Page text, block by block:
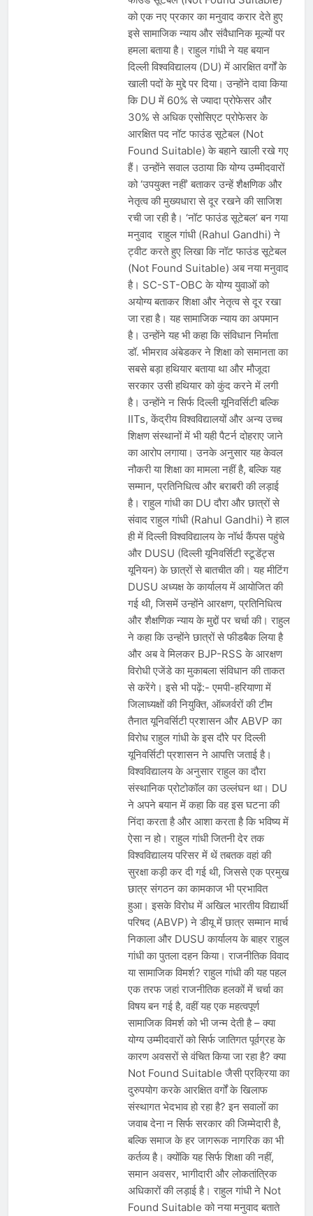
भारत ने 39 पदकों के साथ अभियान चौथे
स्थान पर समाप्त किया
August 8, 2026
स्वतंत्रता दिवस से पहले देशभर में ‘हर घर
तिरंगा’ अभियान और सांस्कृतिक कार्यक्रमों की
तैयारियाँ तेज़
August 7, 2026
IMD ने कई राज्यों में भारी बारिश और बाढ़ की
चेतावनी जारी की, उत्तर भारत और पूर्वोत्तर में
August 7, 2026
को एक नए प्रकार का मनुवाद करार देते हुए
इसे सामाजिक न्याय और संवैधानिक मूल्यों पर
हमला बताया है। राहुल गांधी ने यह बयान
दिल्ली विश्वविद्यालय (DU) में आरक्षित वर्गों के
खाली पदों के मुद्दे पर दिया। उन्होंने दावा किया
कि DU में 60% से ज्यादा प्रोफेसर और
30% से अधिक एसोसिएट प्रोफेसर के
आरक्षित पद नॉट फाउंड सूटेबल (Not
Found Suitable) के बहाने खाली रखे गए
हैं। उन्होंने सवाल उठाया कि योग्य उम्मीदवारों
को ‘उपयुक्त नहीं’ बताकर उन्हें शैक्षणिक और
नेतृत्व की मुख्यधारा से दूर रखने की साजिश
रची जा रही है। ‘नॉट फाउंड सूटेबल’ बन गया
मनुवाद राहुल गांधी (Rahul Gandhi) ने
ट्वीट करते हुए लिखा कि नॉट फाउंड सूटेबल
(Not Found Suitable) अब नया मनुवाद
है। SC-ST-OBC के योग्य युवाओं को
अयोग्य बताकर शिक्षा और नेतृत्व से दूर रखा
जा रहा है। यह सामाजिक न्याय का अपमान
है। उन्होंने यह भी कहा कि संविधान निर्माता
डॉ. भीमराव अंबेडकर ने शिक्षा को समानता का
सबसे बड़ा हथियार बताया था और मौजूदा
सरकार उसी हथियार को कुंद करने में लगी
है। उन्होंने न सिर्फ दिल्ली यूनिवर्सिटी बल्कि
IITs, केंद्रीय विश्वविद्यालयों और अन्य उच्च
शिक्षण संस्थानों में भी यही पैटर्न दोहराए जाने
का आरोप लगाया। उनके अनुसार यह केवल
नौकरी या शिक्षा का मामला नहीं है, बल्कि यह
सम्मान, प्रतिनिधित्व और बराबरी की लड़ाई
है। राहुल गांधी का DU दौरा और छात्रों से
संवाद राहुल गांधी (Rahul Gandhi) ने हाल
ही में दिल्ली विश्वविद्यालय के नॉर्थ कैंपस पहुंचे
और DUSU (दिल्ली यूनिवर्सिटी स्टूडेंट्स
यूनियन) के छात्रों से बातचीत की। यह मीटिंग
DUSU अध्यक्ष के कार्यालय में आयोजित की
गई थी, जिसमें उन्होंने आरक्षण, प्रतिनिधित्व
और शैक्षणिक न्याय के मुद्दों पर चर्चा की। राहुल
ने कहा कि उन्होंने छात्रों से फीडबैक लिया है
और अब वे मिलकर BJP-RSS के आरक्षण
विरोधी एजेंडे का मुकाबला संविधान की ताकत
से करेंगे। इसे भी पढ़ें:- एमपी-हरियाणा में
जिलाध्यक्षों की नियुक्ति, ऑब्जर्वरों की टीम
तैनात यूनिवर्सिटी प्रशासन और ABVP का
विरोध राहुल गांधी के इस दौरे पर दिल्ली
यूनिवर्सिटी प्रशासन ने आपत्ति जताई है।
विश्वविद्यालय के अनुसार राहुल का दौरा
संस्थानिक प्रोटोकॉल का उल्लंघन था। DU
ने अपने बयान में कहा कि वह इस घटना की
निंदा करता है और आशा करता है कि भविष्य में
ऐसा न हो। राहुल गांधी जितनी देर तक
विश्वविद्यालय परिसर में थें तबतक वहां की
सुरक्षा कड़ी कर दी गई थी, जिससे एक प्रमुख
छात्र संगठन का कामकाज भी प्रभावित
हुआ। इसके विरोध में अखिल भारतीय विद्यार्थी
परिषद (ABVP) ने डीयू में छात्र सम्मान मार्च
निकाला और DUSU कार्यालय के बाहर राहुल
गांधी का पुतला दहन किया। राजनीतिक विवाद
या सामाजिक विमर्श? राहुल गांधी की यह पहल
एक तरफ जहां राजनीतिक हलकों में चर्चा का
विषय बन गई है, वहीं यह एक महत्वपूर्ण
सामाजिक विमर्श को भी जन्म देती है – क्या
योग्य उम्मीदवारों को सिर्फ जातिगत पूर्वग्रह के
कारण अवसरों से वंचित किया जा रहा है? क्या
Not Found Suitable जैसी प्रक्रिया का
दुरुपयोग करके आरक्षित वर्गों के खिलाफ
संस्थागत भेदभाव हो रहा है? इन सवालों का
जवाब देना न सिर्फ सरकार की जिम्मेदारी है,
बल्कि समाज के हर जागरूक नागरिक का भी
कर्तव्य है। क्योंकि यह सिर्फ शिक्षा की नहीं,
समान अवसर, भागीदारी और लोकतांत्रिक
अधिकारों की लड़ाई है। राहुल गांधी ने Not
Found Suitable को नया मनुवाद बताते